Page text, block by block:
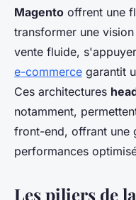
Magento offrent une
transformer une
vente fluide,
e-commerce garantit
Ces architectures
notamment,
front-end, offrant une
performances
Les piliers de